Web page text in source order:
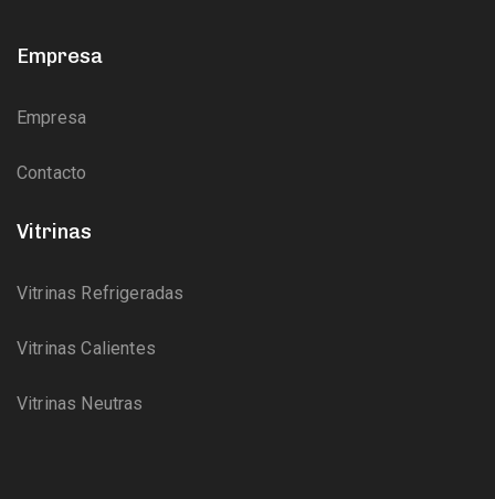
Empresa
Empresa
Contacto
Vitrinas
Vitrinas Refrigeradas
Vitrinas Calientes
Vitrinas Neutras